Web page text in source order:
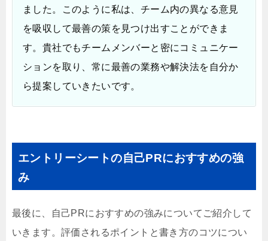
ました。このように私は、チーム内の異なる意見
を吸収して最善の策を見つけ出すことができま
す。貴社でもチームメンバーと密にコミュニケー
ションを取り、常に最善の業務や解決法を自分か
ら提案していきたいです。
エントリーシートの自己PRにおすすめの強
み
最後に、自己PRにおすすめの強みについてご紹介して
いきます。評価されるポイントと書き方のコツについ